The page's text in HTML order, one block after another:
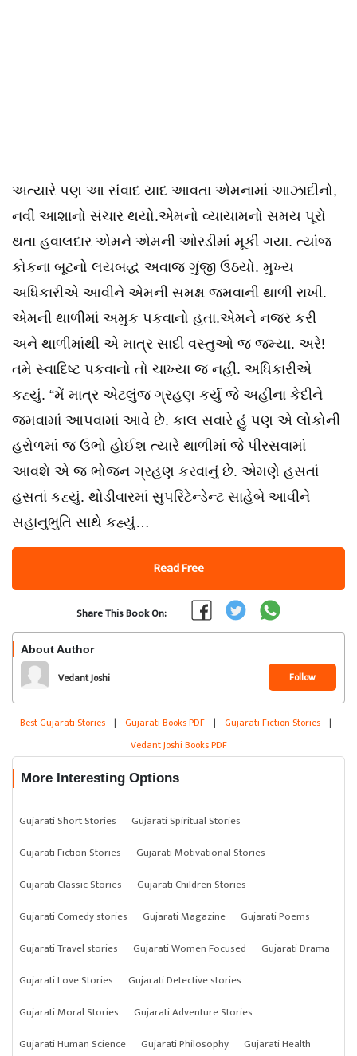
અત્યારે પણ આ સંવાદ યાદ આવતા એમનામાં આઝાદીનો,
નવી આશાનો સંચાર થયો.એમનો વ્યાયામનો સમય પૂરો
થતા હવાલદાર એમને એમની ઓરડીમાં મૂકી ગયા. ત્યાંજ
કોકના બૂટનો લયબદ્ધ અવાજ ગુંજી ઉઠયો. મુખ્ય
અધિકારીએ આવીને એમની સમક્ષ જમવાની થાળી રાખી.
એમની થાળીમાં અમુક પકવાનો હતા.એમને નજર કરી
અને થાળીમાંથી એ માત્ર સાદી વસ્તુઓ જ જમ્યા. અરે!
તમે સ્વાદિષ્ટ પકવાનો તો ચાખ્યા જ નહીં. અધિકારીએ
કહ્યું. “મેં માત્ર એટલુંજ ગ્રહણ કર્યું જે અહીંના કેદીને
જમવામાં આપવામાં આવે છે. કાલ સવારે હું પણ એ લોકોની
હરોળમાં જ ઉભો હોઈશ ત્યારે થાળીમાં જે પીરસવામાં
આવશે એ જ ભોજન ગ્રહણ કરવાનું છે. એમણે હસતાં
હસતાં કહ્યું. થોડીવારમાં સુપરિટેન્ડેન્ટ સાહેબે આવીને
સહાનુભુતિ સાથે કહ્યું…
Read Free
Share This Book On:
About Author
Vedant Joshi Follow
Best Gujarati Stories | Gujarati Books PDF | Gujarati Fiction Stories |
Vedant Joshi Books PDF
More Interesting Options
Gujarati Short Stories
Gujarati Spiritual Stories
Gujarati Fiction Stories
Gujarati Motivational Stories
Gujarati Classic Stories
Gujarati Children Stories
Gujarati Comedy stories
Gujarati Magazine
Gujarati Poems
Gujarati Travel stories
Gujarati Women Focused
Gujarati Drama
Gujarati Love Stories
Gujarati Detective stories
Gujarati Moral Stories
Gujarati Adventure Stories
Gujarati Human Science
Gujarati Philosophy Gujarati Health